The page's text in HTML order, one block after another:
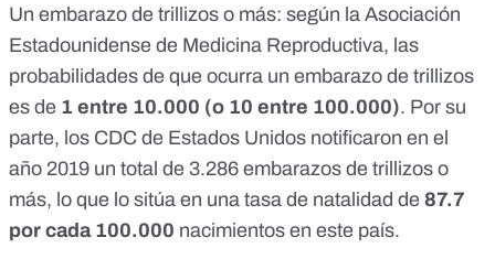
Un embarazo de trillizos o más: según la Asociación
Estadounidense de Medicina Reproductiva, las
probabilidades de que ocurra un embarazo de trillizos
es de 1 entre 10.000 (o 10 entre 100.000). Por su
parte, los CDC de Estados Unidos notificaron en el
año 2019 un total de 3.286 embarazos de trillizos o
más, lo que lo sitúa en una tasa de natalidad de 87.7
por cada 100.000 nacimientos en este país.